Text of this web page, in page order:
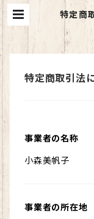
特定商
特定商取引法
事業者の名称
小森美帆子
事業者の所在地